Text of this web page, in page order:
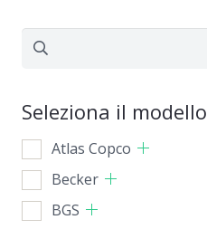
Cerca
Seleziona il modello
Atlas Copco
Becker
BGS